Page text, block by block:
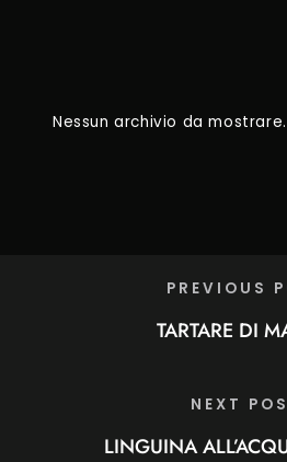
Nessun archivio da mostrare.
PREVIOUS
TARTARE DI
NEXT
LINGUINA